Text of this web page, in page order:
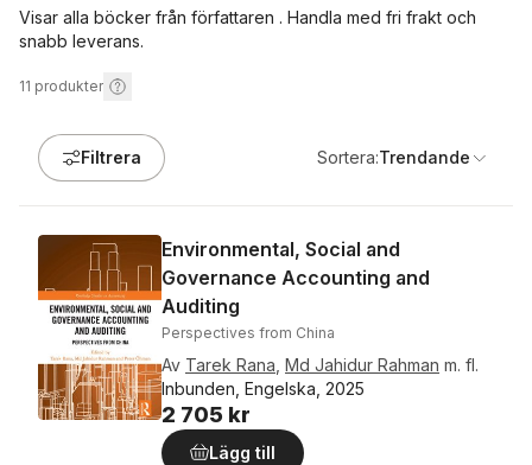
Visar alla böcker från författaren . Handla med fri frakt och
snabb leverans.
11 produkter
Filtrera Sortera:Trendande
Environmental, Social and
Governance Accounting and
Auditing
Perspectives from China
Av Tarek Rana Md Jahidur Rahman m. fl.
Inbunden, Engelska, 2025
2 705 kr
Lägg till